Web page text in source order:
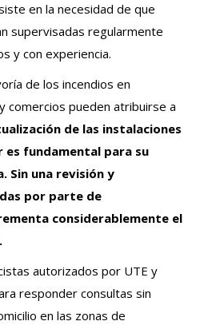
en la necesidad de que
supervisadas regularmente
y con experiencia.
de los incendios en
comercios pueden atribuirse a
de las instalaciones
es fundamental para su
Sin una revisión y
por parte de
considerablemente el
autorizados por UTE y
responder consultas sin
en las zonas de